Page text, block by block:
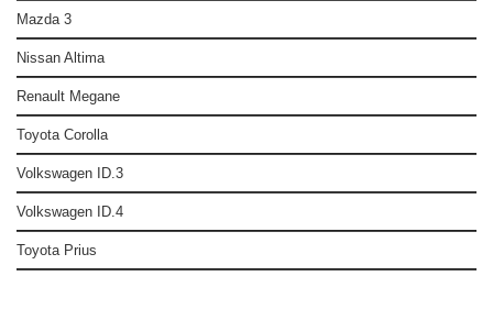
Mazda 3
Nissan Altima
Renault Megane
Toyota Corolla
Volkswagen ID.3
Volkswagen ID.4
Toyota Prius